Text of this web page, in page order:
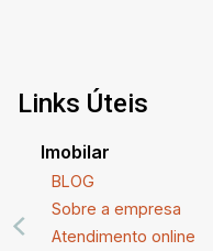
Links Úteis
Imobilar
BLOG
Sobre a empresa
Atendimento online